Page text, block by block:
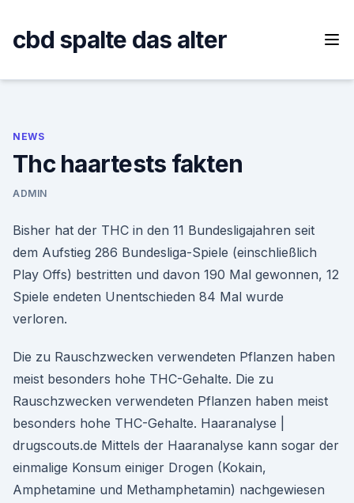
content
cbd spalte das alter
NEWS
Thc haartests fakten
ADMIN
Bisher hat der THC in den 11 Bundesligajahren seit
dem Aufstieg 286 Bundesliga-Spiele (einschließlich
Play Offs) bestritten und davon 190 Mal gewonnen, 12
Spiele endeten Unentschieden 84 Mal wurde
verloren.
Die zu Rauschzwecken verwendeten Pflanzen haben
meist besonders hohe THC-Gehalte. Die zu
Rauschzwecken verwendeten Pflanzen haben meist
besonders hohe THC-Gehalte. Haaranalyse |
drugscouts.de Mittels der Haaranalyse kann sogar der
einmalige Konsum einiger Drogen (Kokain,
Amphetamine und Methamphetamin) nachgewiesen